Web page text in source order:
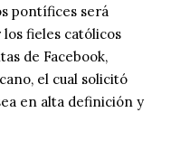
pontífices será
fieles católicos
de Facebook,
el cual solicitó
en alta definición y